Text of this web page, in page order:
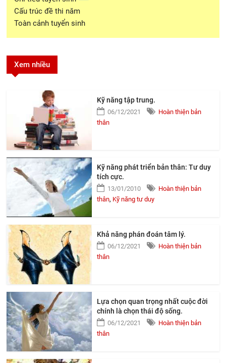
Cấu trúc đề thi năm
Toàn cảnh tuyển sinh
Xem nhiều
Kỹ năng tập trung.
06/12/2021
Hoàn thiện bản
thân
Kỹ năng phát triển bản thân: Tư duy
tích cực.
13/01/2010
Hoàn thiện bản
thân, Kỹ năng tư duy
Khả năng phán đoán tâm lý.
06/12/2021
Hoàn thiện bản
thân
Lựa chọn quan trọng nhất cuộc đời
chính là chọn thái độ sống.
06/12/2021
Hoàn thiện bản
thân